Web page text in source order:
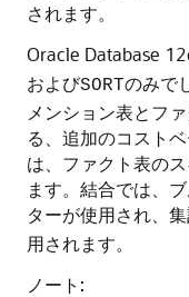
されます。
Oracle Database
およびSORTのみで
メンション表とフ
る、追加のコスト
は、ファクト表の
ます。結合では、
ターが使用され、集
用されます。
ノート: